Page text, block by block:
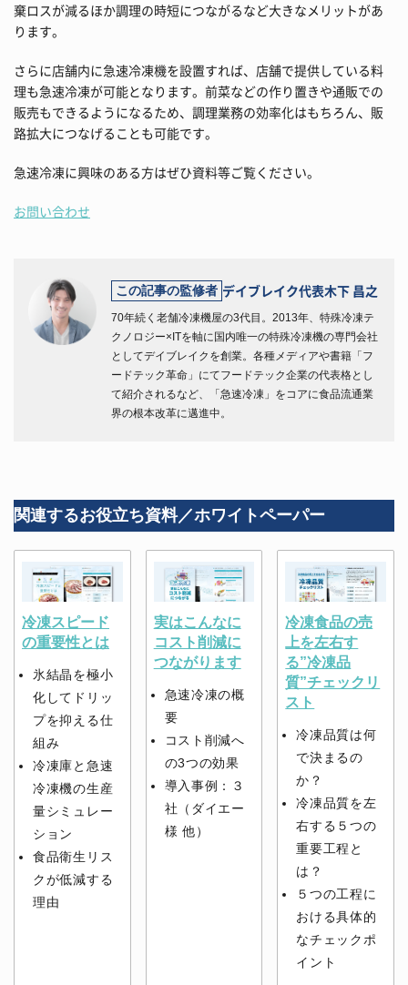
棄ロスが減るほか調理の時短につながるなど大きなメリットがあ
ります。
さらに店舗内に急速冷凍機を設置すれば、店舗で提供している料
理も急速冷凍が可能となります。前菜などの作り置きや通販での
販売もできるようになるため、調理業務の効率化はもちろん、販
路拡大につなげることも可能です。
急速冷凍に興味のある方はぜひ資料等ご覧ください。
お問い合わせ
この記事の監修者 デイブレイク代表木下 昌之
70年続く老舗冷凍機屋の3代目。2013年、特殊冷凍テ
クノロジー×ITを軸に国内唯一の特殊冷凍機の専門会社
としてデイブレイクを創業。各種メディアや書籍「フ
ードテック革命」にてフードテック企業の代表格とし
て紹介されるなど、「急速冷凍」をコアに食品流通業
界の根本改革に邁進中。
関連するお役立ち資料／ホワイトペーパー
冷凍スピード
の重要性とは
氷結晶を極小
化してドリッ
プを抑える仕
組み
冷凍庫と急速
冷凍機の生産
量シミュレー
ション
食品衛生リス
クが低減する
理由
実はこんなに
コスト削減に
つながります
急速冷凍の概
要
コスト削減へ
の3つの効果
導入事例：３
社（ダイエー
様 他）
冷凍食品の売
上を左右す
る”冷凍品
質”チェックリ
スト
冷凍品質は何
で決まるの
か？
冷凍品質を左
右する５つの
重要工程と
は？
５つの工程に
おける具体的
なチェックポ
イント